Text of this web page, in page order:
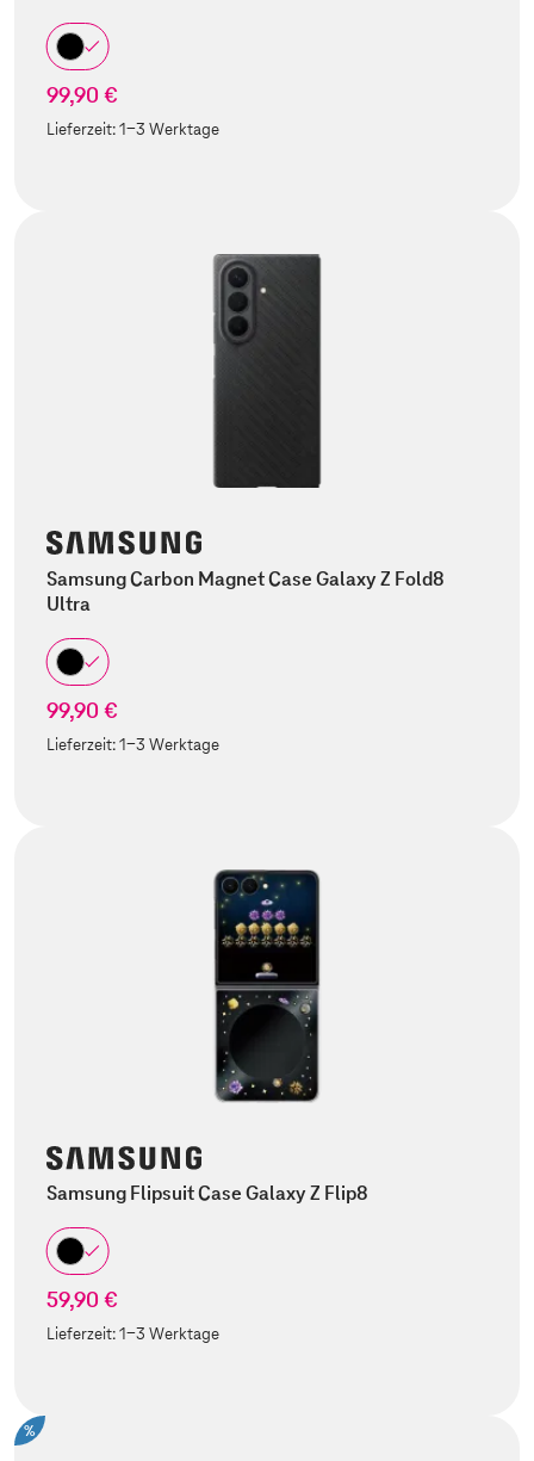
99,90 €
Lieferzeit:1-3 Werktage
Samsung Carbon Magnet Case Galaxy Z Fold8
Ultra
99,90 €
Lieferzeit:1-3 Werktage
Samsung Flipsuit Case Galaxy Z Flip8
59,90 €
Lieferzeit:1-3 Werktage
%